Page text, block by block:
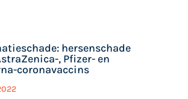
hersenschade
, Pfizer- en
coronavaccins